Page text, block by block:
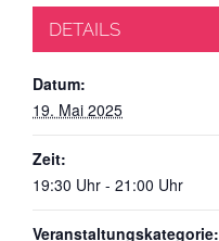
DETAILS
Datum:
19. Mai 2025
Zeit:
19:30 Uhr - 21:00 Uhr
Veranstaltungskategorie: